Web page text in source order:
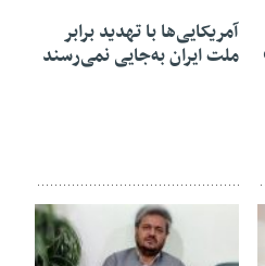
آمریکایی‌ها با تهدید برابر
ملت ایران به‌جایی نمی‌رسند